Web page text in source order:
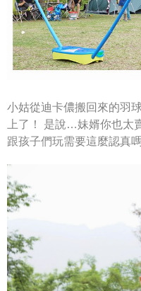
小姑從迪卡儂搬回來的羽
上了！
是說…妹婿你也太
跟孩子們玩需要這麼認真